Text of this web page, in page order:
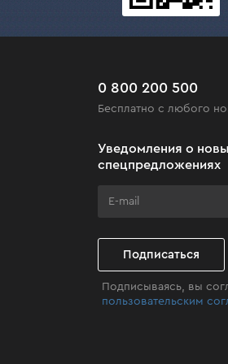
0 800 200 500
Бесплатно с любого
Уведомления о
спецпредложениях
Подписаться
Подписываясь, вы
пользовательским